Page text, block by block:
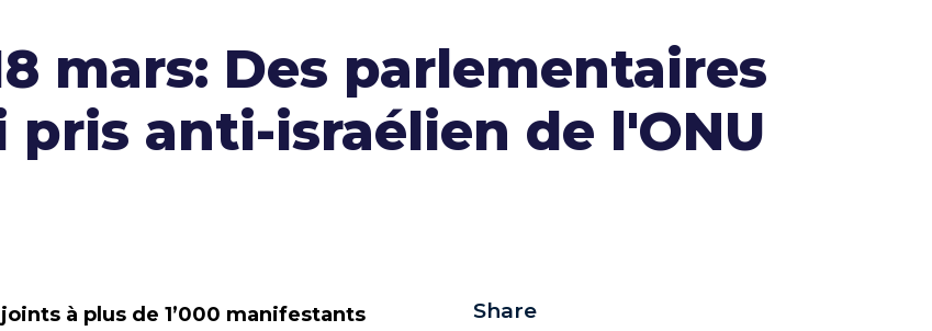
mars: Des parlementaires
anti-israélien de l'ONU
à plus de 1’000 manifestants
Share